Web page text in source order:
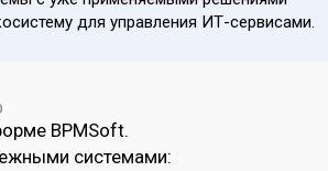
для управления ИТ-сервисами.
BPMSoft.
системами: